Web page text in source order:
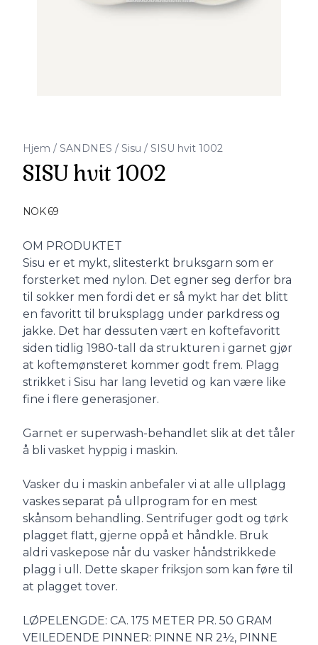
Hjem / SANDNES / Sisu / SISU hvit 1002
SISU hvit 1002
NOK 69
Description
OM PRODUKTET
Sisu er et mykt, slitesterkt bruksgarn som er
forsterket med nylon. Det egner seg derfor bra
til sokker men fordi det er så mykt har det blitt
en favoritt til bruksplagg under parkdress og
jakke. Det har dessuten vært en koftefavoritt
siden tidlig 1980-tall da strukturen i garnet gjør
at koftemønsteret kommer godt frem. Plagg
strikket i Sisu har lang levetid og kan være like
fine i flere generasjoner.
Garnet er superwash-behandlet slik at det tåler
å bli vasket hyppig i maskin.
Vasker du i maskin anbefaler vi at alle ullplagg
vaskes separat på ullprogram for en mest
skånsom behandling. Sentrifuger godt og tørk
plagget flatt, gjerne oppå et håndkle. Bruk
aldri vaskepose når du vasker håndstrikkede
plagg i ull. Dette skaper friksjon som kan føre til
at plagget tover.
LØPELENGDE: CA. 175 METER PR. 50 GRAM
VEILEDENDE PINNER: PINNE NR 2½, PINNE